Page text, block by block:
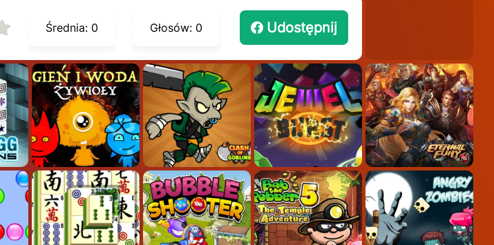
Średnia: 0 Głosów: 0 Udostępnij